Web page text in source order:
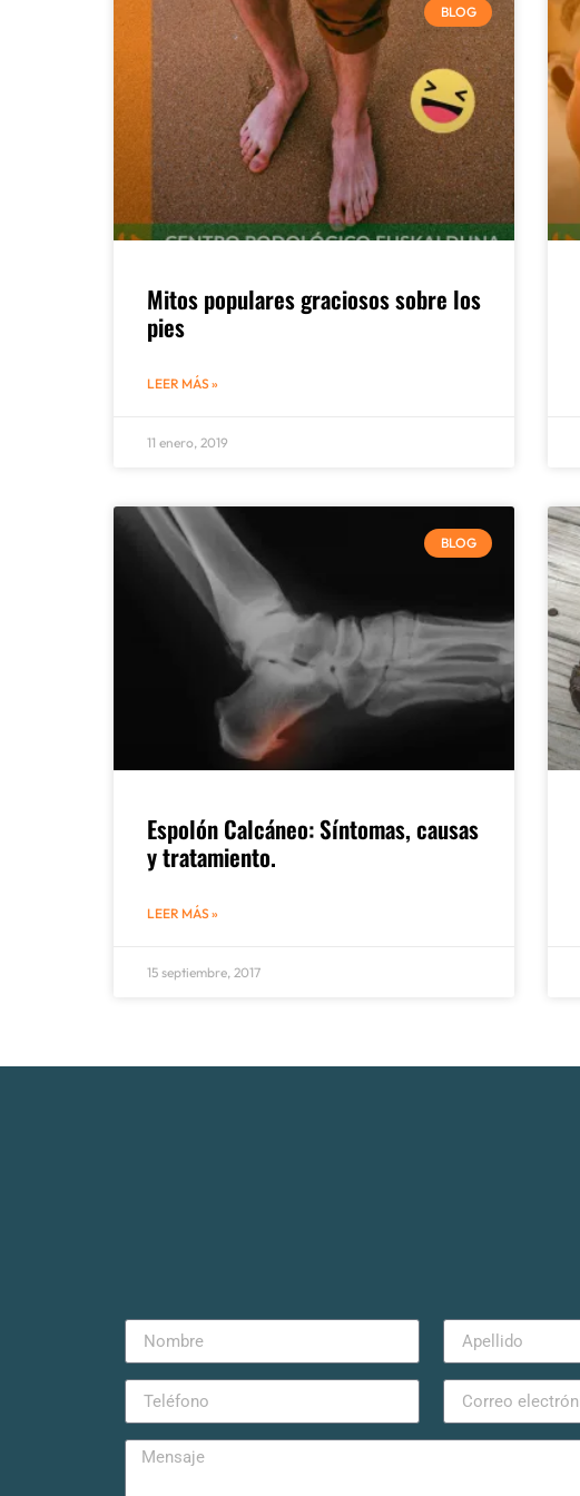
BLOG
Mitos populares graciosos sobre los
pies
LEER MÁS »
11 enero, 2019
BLOG
Espolón Calcáneo: Síntomas, causas
y tratamiento.
LEER MÁS »
15 septiembre, 2017